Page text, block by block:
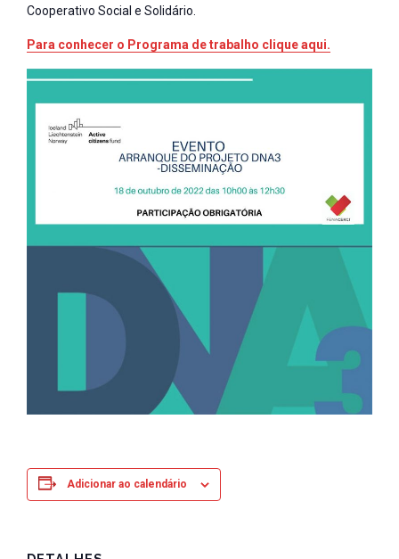
Cooperativo Social e Solidário.
Para conhecer o Programa de trabalho clique aqui.
Adicionar ao calendário